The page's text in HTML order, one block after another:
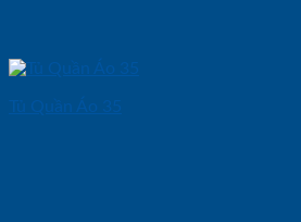
Tủ Quần Áo 35